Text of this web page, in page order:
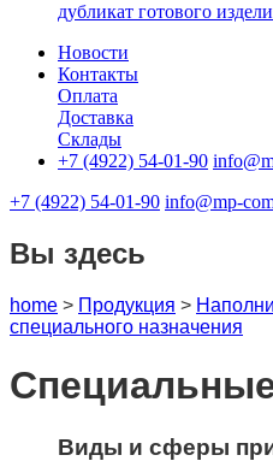
дубликат готового
Новости
Контакты
Оплата
Доставка
Склады
+7 (4922) 54-01-90
+7 (4922) 54-01-90 info@mp-
Вы здесь
home > Продукция >
специального назначения
Виды и сферы